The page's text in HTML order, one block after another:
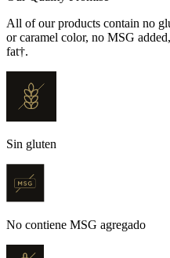
All of our products contain no
or caramel color, no MSG
fat†.
Sin gluten
No contiene MSG agregado